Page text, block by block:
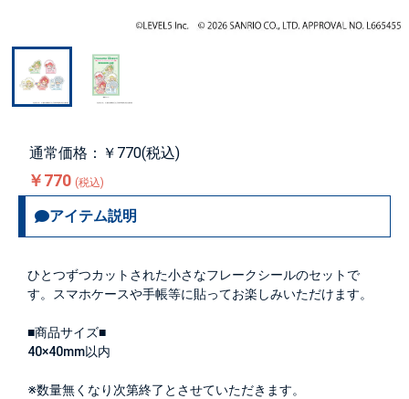
通常価格：￥770(税込)
￥770 (税込)
アイテム説明
ひとつずつカットされた小さなフレークシールのセットで
す。スマホケースや手帳等に貼ってお楽しみいただけます。
■商品サイズ■
40×40mm以内
※数量無くなり次第終了とさせていただきます。